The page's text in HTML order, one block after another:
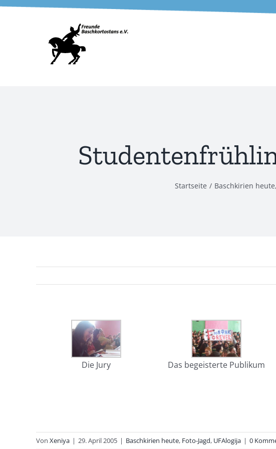
Zum
Startseite Baschkirien heute
Die Jury
Das begeisterte Publikum
Von Xeniya | 29. April 2005 | Baschkirien heute, Foto-Jagd, UFAlogija | 0